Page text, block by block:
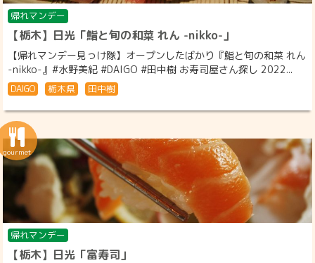
帰れマンデー
【栃木】日光「鮨と旬の和菜 れん -nikko-」
【帰れマンデー見っけ隊】オープンしたばかり『鮨と旬の和菜 れん
-nikko-』#水野美紀 #DAIGO #田中樹 お寿司屋さん探し 2022...
DAIGO 栃木県 田中樹
帰れマンデー
【栃木】日光「富寿司」